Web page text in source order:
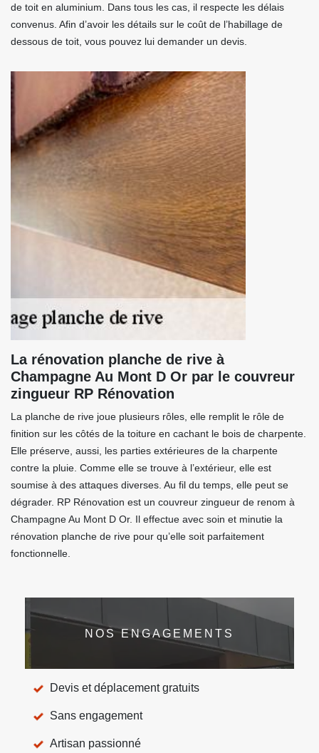
de toit en aluminium. Dans tous les cas, il respecte les délais
convenus. Afin d’avoir les détails sur le coût de l’habillage de
dessous de toit, vous pouvez lui demander un devis.
La rénovation planche de rive à
Champagne Au Mont D Or par le couvreur
zingueur RP Rénovation
La planche de rive joue plusieurs rôles, elle remplit le rôle de
finition sur les côtés de la toiture en cachant le bois de charpente.
Elle préserve, aussi, les parties extérieures de la charpente
contre la pluie. Comme elle se trouve à l’extérieur, elle est
soumise à des attaques diverses. Au fil du temps, elle peut se
dégrader. RP Rénovation est un couvreur zingueur de renom à
Champagne Au Mont D Or. Il effectue avec soin et minutie la
rénovation planche de rive pour qu’elle soit parfaitement
fonctionnelle.
NOS ENGAGEMENTS
Devis et déplacement gratuits
Sans engagement
Artisan passionné